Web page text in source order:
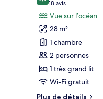
pour
ce
type
de
chambre :
Chambre
Standard,
1
18 avis
(18 avis)
Vue sur l’océan
28 m²
1 chambre
2 personnes
1 très grand lit
Wi-Fi gratuit
Plus de détails
Plus